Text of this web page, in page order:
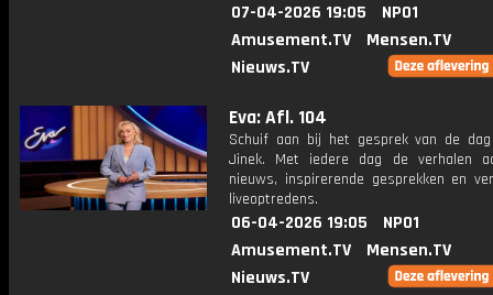
07-04-2026 19:05
NPO1
Amusement.TV
Mensen.TV
Nieuws.TV
Eva: Afl. 104
Schuif aan bij het gesprek van de
Jinek. Met iedere dag de verhalen
nieuws, inspirerende gesprekken en
liveoptredens.
06-04-2026 19:05
NPO1
Amusement.TV
Mensen.TV
Nieuws.TV